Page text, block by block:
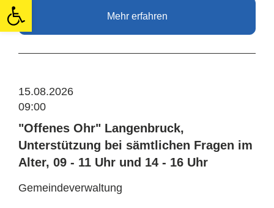
Open toolbar Mehr erfahren
15.08.2026
09:00
"Offenes Ohr" Langenbruck,
Unterstützung bei sämtlichen Fragen im
Alter, 09 - 11 Uhr und 14 - 16 Uhr
Gemeindeverwaltung